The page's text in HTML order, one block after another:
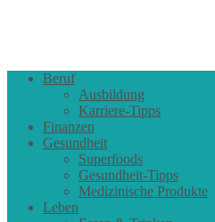
Beruf
Ausbildung
Karriere-Tipps
Finanzen
Gesundheit
Superfoods
Gesundheit-Tipps
Medizinische Produkte
Leben